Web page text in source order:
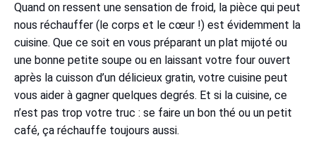
Quand on ressent une sensation de froid, la pièce qui peut
nous réchauffer (le corps et le cœur !) est évidemment la
cuisine. Que ce soit en vous préparant un plat mijoté ou
une bonne petite soupe ou en laissant votre four ouvert
après la cuisson d’un délicieux gratin, votre cuisine peut
vous aider à gagner quelques degrés. Et si la cuisine, ce
n’est pas trop votre truc : se faire un bon thé ou un petit
café, ça réchauffe toujours aussi.